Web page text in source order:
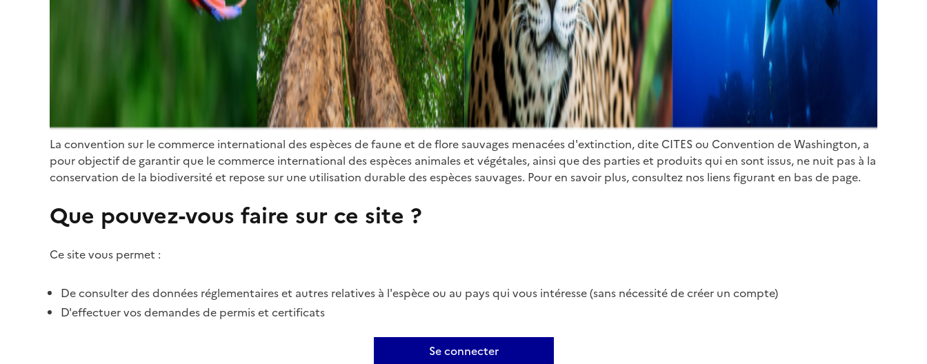
La convention sur le commerce international des espèces de faune et de flore sauvages menacées d'extinction, dite CITES ou Convention de Washington, a
pour objectif de garantir que le commerce international des espèces animales et végétales, ainsi que des parties et produits qui en sont issus, ne nuit pas à la
conservation de la biodiversité et repose sur une utilisation durable des espèces sauvages. Pour en savoir plus, consultez nos liens figurant en bas de page.
Que pouvez-vous faire sur ce site ?
Ce site vous permet :
De consulter des données réglementaires et autres relatives à l'espèce ou au pays qui vous intéresse (sans nécessité de créer un compte)
D'effectuer vos demandes de permis et certificats
Se connecter